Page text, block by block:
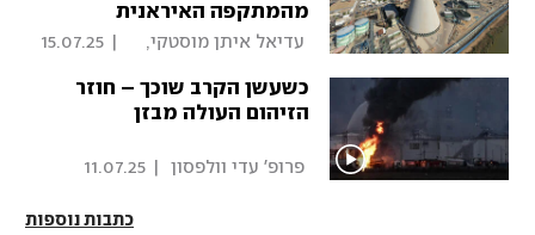
מהמתקפה האיראנית
15.07.25
כשעשן הקרב שוכך – חוזר
הזיהום העולה מבזן
פרופ' עדי וולפסון 11.07.25
כתבות נוספות